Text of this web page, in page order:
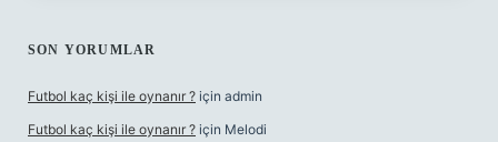
SON YORUMLAR
Futbol kaç kişi ile oynanır ? için admin
Futbol kaç kişi ile oynanır ? için Melodi